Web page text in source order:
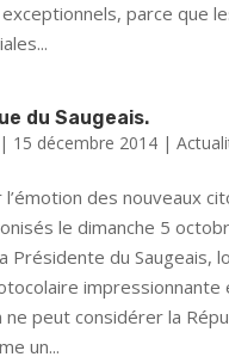
parce que
du Saugeais.
| 15 décembre 2014|
des nouveaux
le dimanche 5
Présidente du Saugeais,
impressionnante
peut considérer la
un...